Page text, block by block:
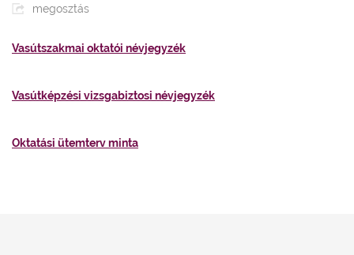
megosztás
Vasútszakmai oktatói névjegyzék
Vasútképzési vizsgabiztosi névjegyzék
Oktatási ütemterv minta